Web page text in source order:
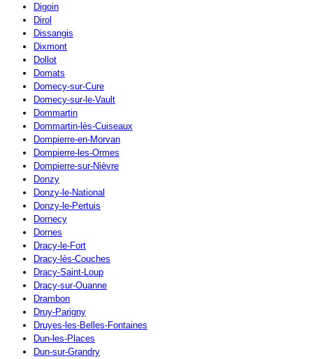
Digoin
Dirol
Dissangis
Dixmont
Dollot
Domats
Domecy-sur-Cure
Domecy-sur-le-Vault
Dommartin
Dommartin-lès-Cuiseaux
Dompierre-en-Morvan
Dompierre-les-Ormes
Dompierre-sur-Nièvre
Donzy
Donzy-le-National
Donzy-le-Pertuis
Dornecy
Dornes
Dracy-le-Fort
Dracy-lès-Couches
Dracy-Saint-Loup
Dracy-sur-Ouanne
Drambon
Druy-Parigny
Druyes-les-Belles-Fontaines
Dun-les-Places
Dun-sur-Grandry